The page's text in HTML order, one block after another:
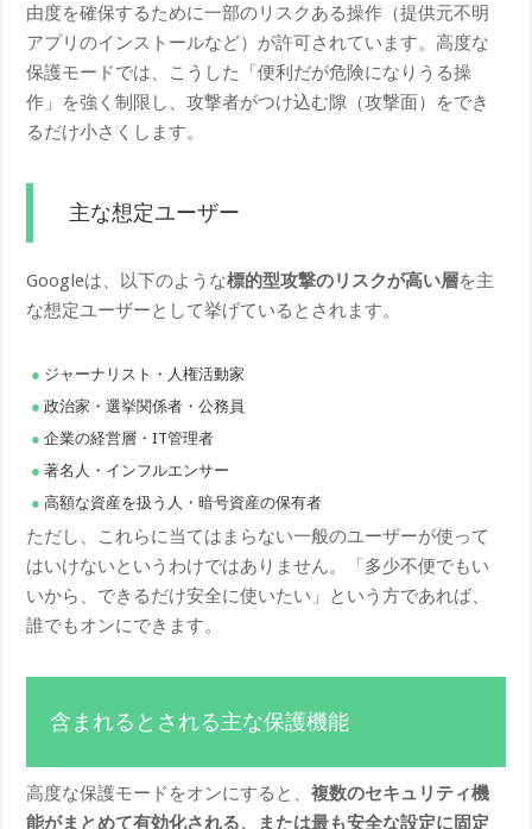
由度を確保するために一部のリスクある操作（提供元不明
アプリのインストールなど）が許可されています。高度な
保護モードでは、こうした「便利だが危険になりうる操
作」を強く制限し、攻撃者がつけ込む隙（攻撃面）をでき
るだけ小さくします。
主な想定ユーザー
Googleは、以下のような標的型攻撃のリスクが高い層を主
な想定ユーザーとして挙げているとされます。
ジャーナリスト・人権活動家
政治家・選挙関係者・公務員
企業の経営層・IT管理者
著名人・インフルエンサー
高額な資産を扱う人・暗号資産の保有者
ただし、これらに当てはまらない一般のユーザーが使って
はいけないというわけではありません。「多少不便でもい
いから、できるだけ安全に使いたい」という方であれば、
誰でもオンにできます。
含まれるとされる主な保護機能
高度な保護モードをオンにすると、複数のセキュリティ機
能がまとめて有効化される、または最も安全な設定に固定